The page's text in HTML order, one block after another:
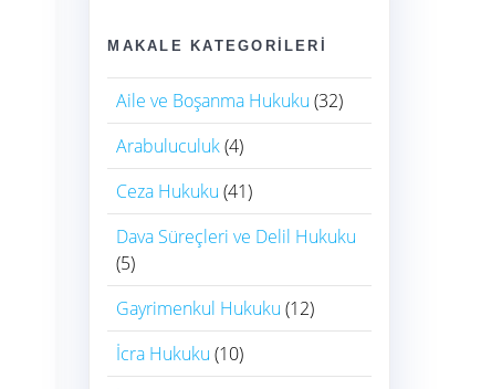
MAKALE KATEGORILERI
Aile ve Boşanma Hukuku (32)
Arabuluculuk(4)
Ceza Hukuku (41)
Dava Süreçleri ve Delil Hukuku
(5)
Gayrimenkul Hukuku (12)
İcra Hukuku (10)